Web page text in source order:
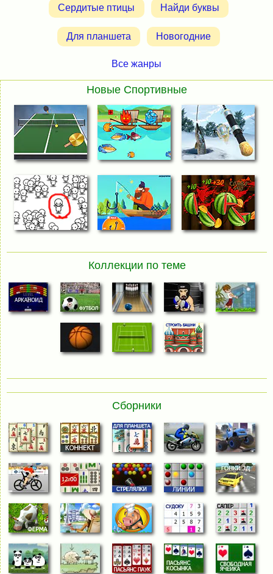
Сердитые птицы Найди буквы
Для планшета Новогодние
Все жанры
Новые Спортивные
Коллекции по теме
Сборники